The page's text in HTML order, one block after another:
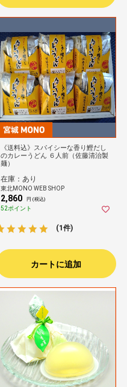
《送料込》スパイシーな香り鰹だし
のカレーうどん ６人前（佐藤清治製
麺）
在庫：あり
東北MONO WEB SHOP
2,860 円 (税込)
52ポイント
(1件)
カートに追加